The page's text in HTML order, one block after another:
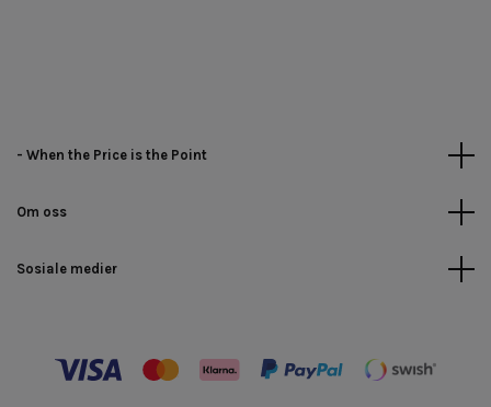
- When the Price is the Point
Om oss
Sosiale medier